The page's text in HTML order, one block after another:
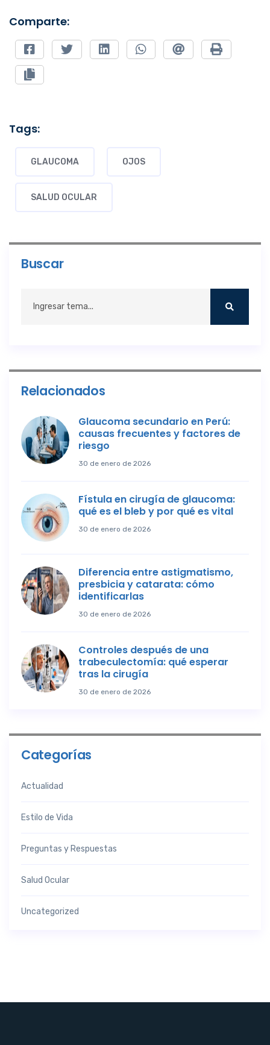
Comparte:
Tags:
GLAUCOMA OJOS
SALUD OCULAR
Buscar
Relacionados
Glaucoma secundario en Perú:
causas frecuentes y factores de
riesgo
30 de enero de 2026
Fístula en cirugía de glaucoma:
qué es el bleb y por qué es vital
30 de enero de 2026
Diferencia entre astigmatismo,
presbicia y catarata: cómo
identificarlas
30 de enero de 2026
Controles después de una
trabeculectomía: qué esperar
tras la cirugía
30 de enero de 2026
Categorías
Actualidad
Estilo de Vida
Preguntas y Respuestas
Salud Ocular
Uncategorized